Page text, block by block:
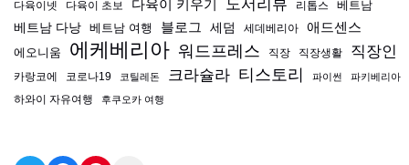
다육이넷 다육이 초보 다육이 키우기 도서리뷰 리톱스
베트남
베트남 다낭 베트남 여행 블로그 세덤 세데베리아 애드센스
에오니움 에케베리아 워드프레스 직장 직장생활 직장인
카랑코에 코로나19 코틸레돈 크라슐라 티스토리 파이썬 파키베리아
하와이 자유여행 후쿠오카 여행